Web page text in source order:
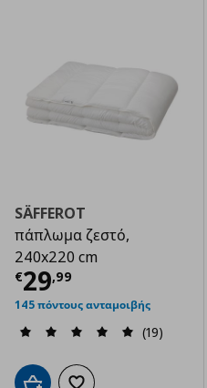
SÄFFEROT
πάπλωμα ζεστό,
240x220 cm
€29,99
Τρέχουσα τιμή
145 πόντους ανταμοιβής
(19)